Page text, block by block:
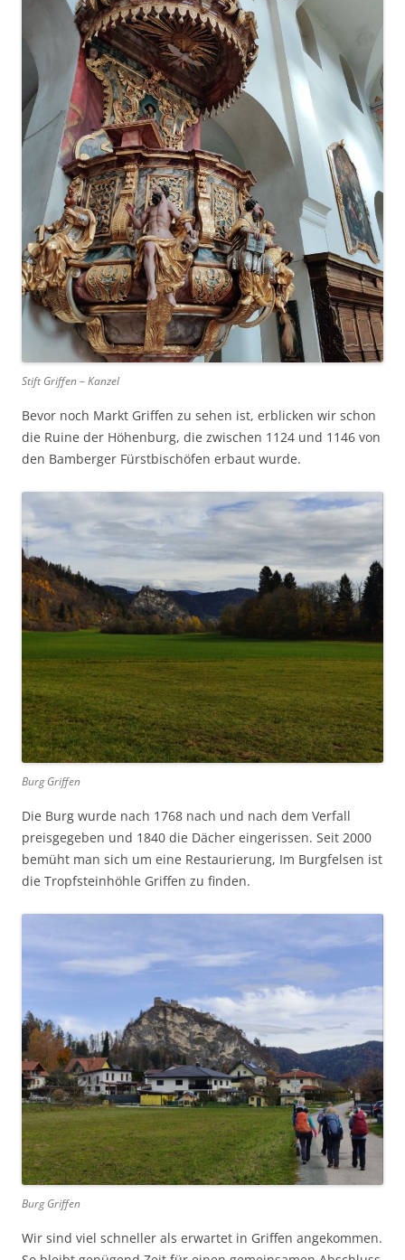
Stift Griffen – Kanzel
Bevor noch Markt Griffen zu sehen ist, erblicken wir schon
die Ruine der Höhenburg, die zwischen 1124 und 1146 von
den Bamberger Fürstbischöfen erbaut wurde.
Burg Griffen
Die Burg wurde nach 1768 nach und nach dem Verfall
preisgegeben und 1840 die Dächer eingerissen. Seit 2000
bemüht man sich um eine Restaurierung, Im Burgfelsen ist
die Tropfsteinhöhle Griffen zu finden.
Burg Griffen
Wir sind viel schneller als erwartet in Griffen angekommen.